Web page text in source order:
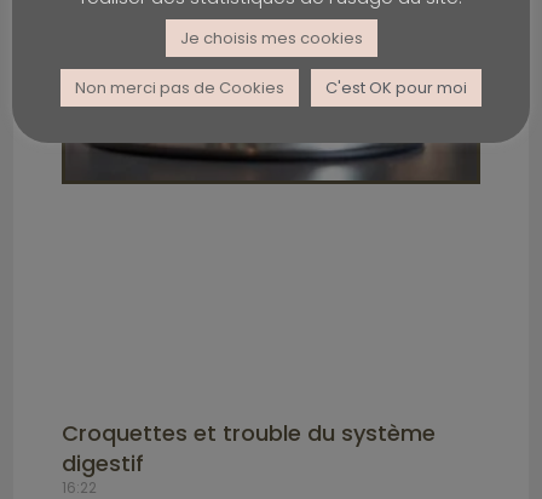
Croquettes et trouble du système
digestif
16:22
Je choisis mes cookies
Non merci pas de Cookies C'est OK pour moi